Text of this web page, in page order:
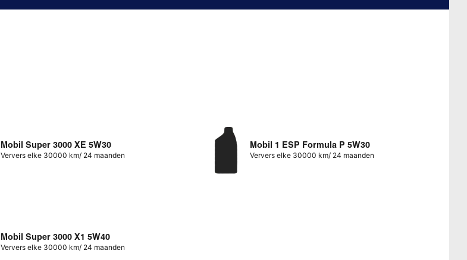
Mobil Super 3000 XE 5W30
Ververs elke 30000 km/ 24 maanden
Mobil 1 ESP Formula P 5W30
Ververs elke 30000 km/ 24 maanden
Mobil Super 3000 X1 5W40
Ververs elke 30000 km/ 24 maanden